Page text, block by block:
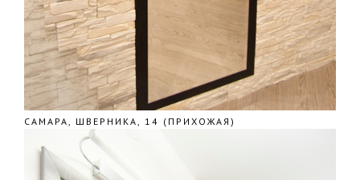
САМАРА, ШВЕРНИКА, 14 (ПРИХОЖАЯ)